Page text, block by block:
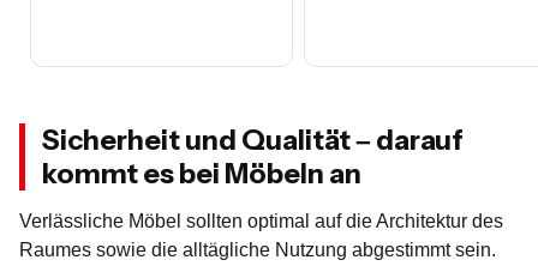
Sicherheit und Qualität – darauf
kommt es bei Möbeln an
Verlässliche Möbel sollten optimal auf die Architektur des
Raumes sowie die alltägliche Nutzung abgestimmt sein.